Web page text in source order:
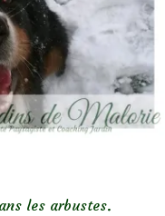
les arbustes.